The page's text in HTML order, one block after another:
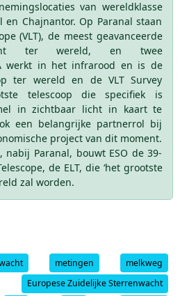
van wereldklasse
en Chajnantor. Op Paranal staan
(VLT), de meest geavanceerde
ter wereld, en twee
werkt in het infrarood en is de
ter wereld en de VLT Survey
telescoop die specifiek is
in zichtbaar licht in kaart te
een belangrijke partnerrol bij
project van dit moment.
nabij Paranal, bouwt ESO de 39-
de ELT, die ‘het grootste
zal worden.
metingen
melkweg
Europese Zuidelijke Sterrenwacht